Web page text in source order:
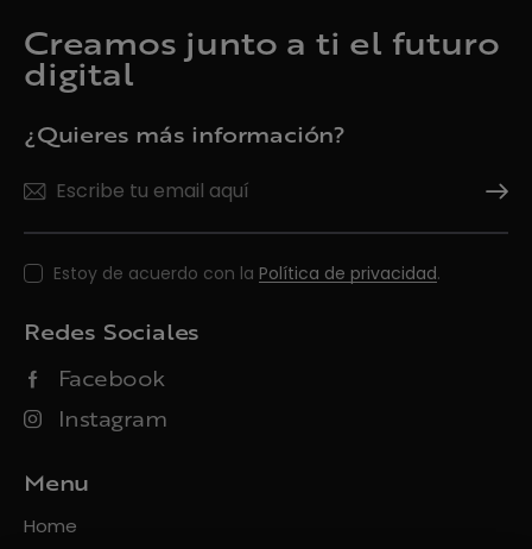
Creamos junto a ti el futuro
digital
¿Quieres más información?
Estoy de acuerdo con la Política de privacidad.
Redes Sociales
Facebook
Instagram
Menu
Home